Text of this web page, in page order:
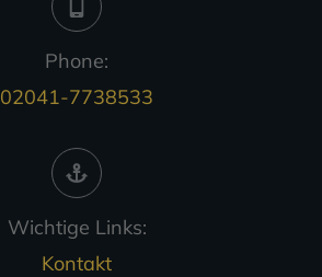
Phone:
02041-7738533
Wichtige Links:
Kontakt